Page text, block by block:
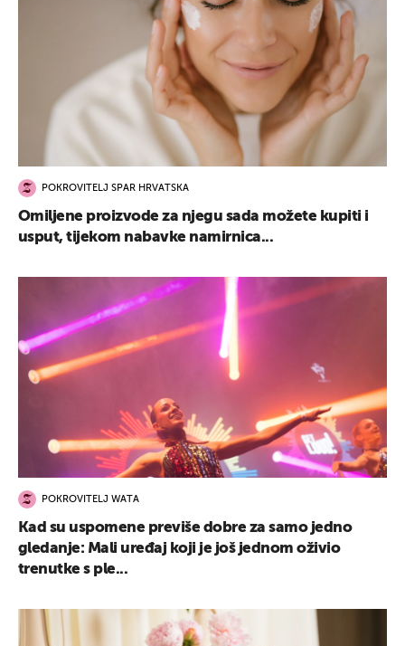
POKROVITELJ SPAR HRVATSKA
Omiljene proizvode za njegu sada možete kupiti i
usput, tijekom nabavke namirnica...
POKROVITELJ WATA
Kad su uspomene previše dobre za samo jedno
gledanje: Mali uređaj koji je još jednom oživio
trenutke s ple...